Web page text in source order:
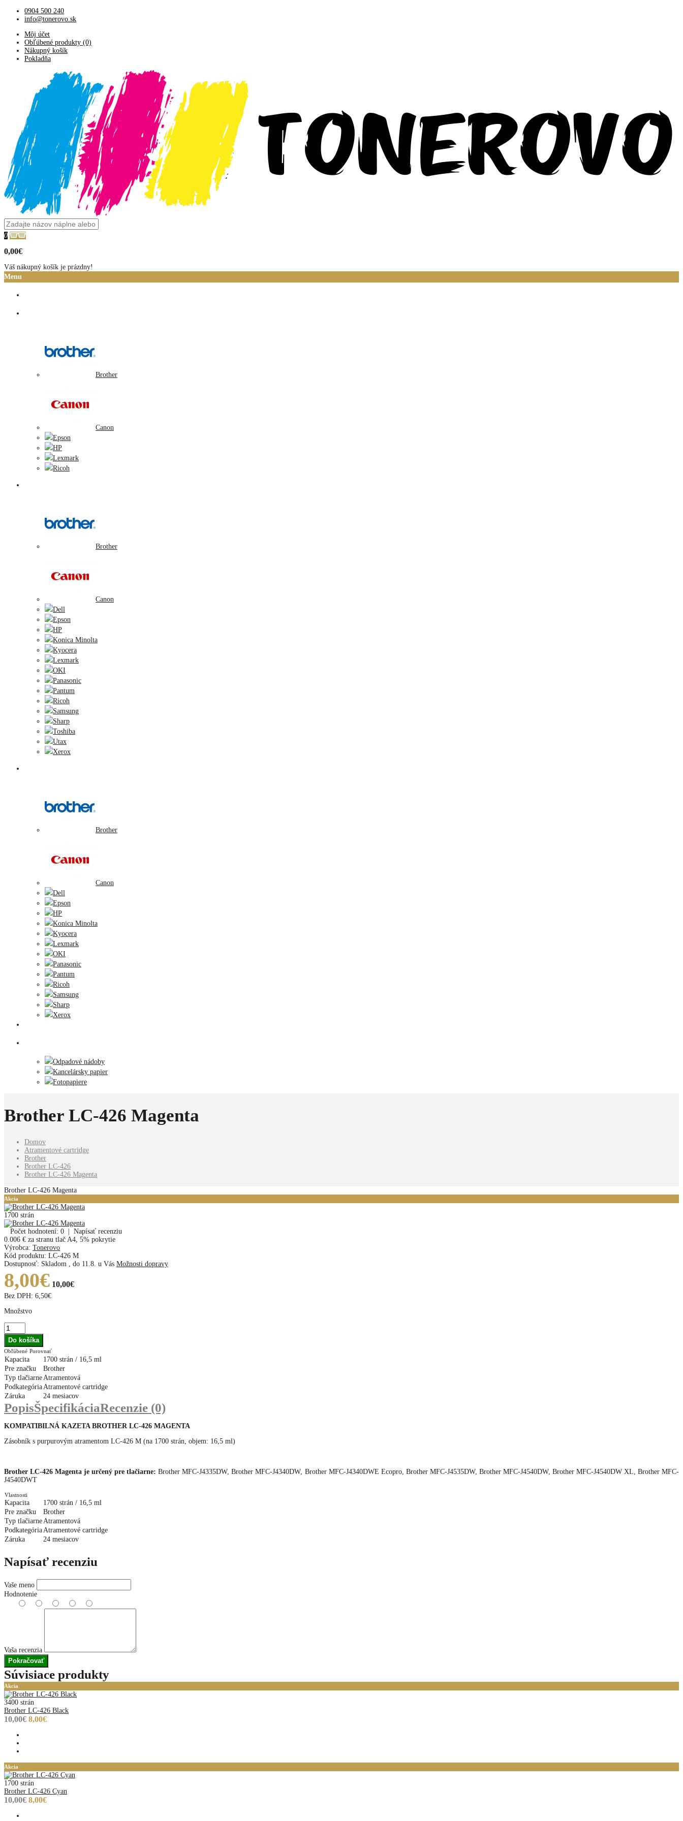
0904 500 240
info@tonerovo.sk
Môj účet
Obľúbené produkty (0)
Nákupný košík
Pokladňa
0
0,00€
Váš nákupný košík je prázdny!
Menu
Brother
Canon
Epson
HP
Lexmark
Ricoh
Brother
Canon
Dell
Epson
HP
Konica Minolta
Kyocera
Lexmark
OKI
Panasonic
Pantum
Ricoh
Samsung
Sharp
Toshiba
Utax
Xerox
Brother
Canon
Dell
Epson
HP
Konica Minolta
Kyocera
Lexmark
OKI
Panasonic
Pantum
Ricoh
Samsung
Sharp
Xerox
Odpadové nádoby
Kancelársky papier
Fotopapiere
Brother LC-426 Magenta
Domov
Atramentové cartridge
Brother
Brother LC-426
Brother LC-426 Magenta
Brother LC-426 Magenta
Akcia
1700 strán
Počet hodnotení: 0
Napísať recenziu
0.006 € za stranu tlač A4, 5% pokrytie
Výrobca: Tonerovo
Kód produktu: LC-426 M
Dostupnosť: Skladom do 11.8. u Vás Možnosti dopravy
8,00€ 10,00€
Bez DPH: 6,50€
Množstvo
Obľúbené Porovnať
Kapacita
1700 strán / 16,5 ml
Pre značku
Brother
Typ tlačiarne Atramentová
Podkategória Atramentové cartridge
Záruka
24 mesiacov
PopisŠpecifikáciaRecenzie (0)
KOMPATIBILNÁ KAZETA BROTHER LC-426 MAGENTA
Zásobník s purpurovým atramentom LC-426 M (na 1700 strán, objem: 16,5 ml)
Brother LC-426 Magenta je určený pre tlačiarne:Brother MFC-J4335DW, Brother MFC-J4340DW, Brother MFC-J4340DWE Ecopro, Brother MFC-J4535DW, Brother MFC-J4540DW, Brother MFC-J4540DW XL, Brother MFC-
J4540DWT
Vlastnosti
Kapacita
1700 strán / 16,5 ml
Pre značku
Brother
Typ tlačiarne Atramentová
Podkategória Atramentové cartridge
Záruka
24 mesiacov
Napísať recenziu
Vaše meno
Hodnotenie
Vaša recenzia
Pokračovať
Súvisiace produkty
Akcia
3400 strán
Brother LC-426 Black
10,00€ 8,00€
Akcia
1700 strán
Brother LC-426 Cyan
10,00€ 8,00€